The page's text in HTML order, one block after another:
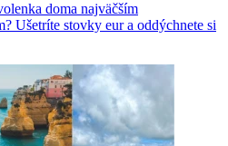
doma najväčším
Ušetríte stovky eur a oddýchnete si